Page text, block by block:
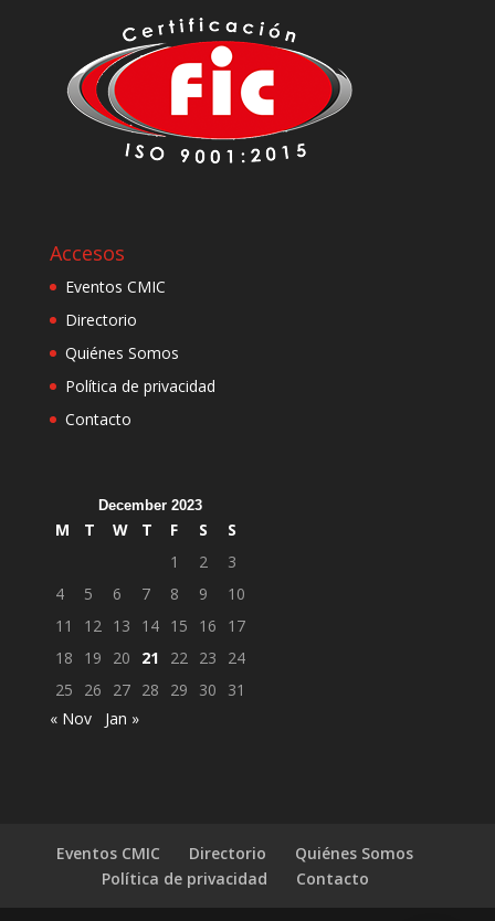
Accesos
Eventos CMIC
Directorio
Quiénes Somos
Política de privacidad
Contacto
December 2023
M T W T F S
S
1
2
3
4
5 6 7 8 9
10
11
12 13 14 15 16
17
18
19 20 21 22 23
24
25
26 27 28 29 30
31
« Nov
Jan »
Eventos CMIC Directorio
Quiénes Somos
Política de privacidad
Contacto